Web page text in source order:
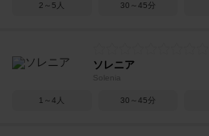
2～5人 30～45分
ソレニア
1～4人 30～45分